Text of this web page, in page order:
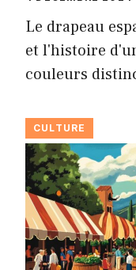
Le drapeau
et l'histoire
couleurs
CULTURE